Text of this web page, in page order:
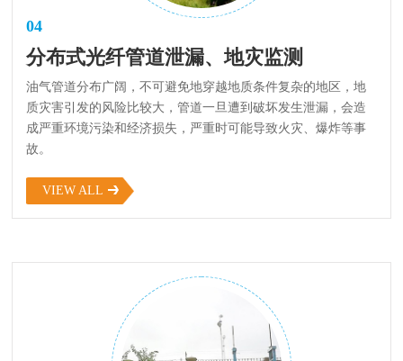
04
分布式光纤管道泄漏、地灾监测
油气管道分布广阔，不可避免地穿越地质条件复杂的地区，地
质灾害引发的风险比较大，管道一旦遭到破坏发生泄漏，会造
成严重环境污染和经济损失，严重时可能导致火灾、爆炸等事
故。
VIEW ALL